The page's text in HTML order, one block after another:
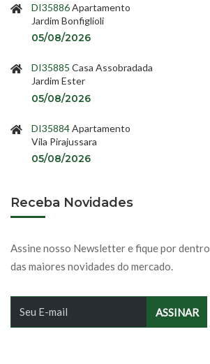
DI35886Apartamento
Jardim Bonfiglioli
05/08/2026
DI35885 Casa Assobradada
Jardim Ester
05/08/2026
DI35884Apartamento
Vila Pirajussara
05/08/2026
Receba Novidades
Assine nosso Newsletter e fique por dentro
das maiores novidades do mercado.